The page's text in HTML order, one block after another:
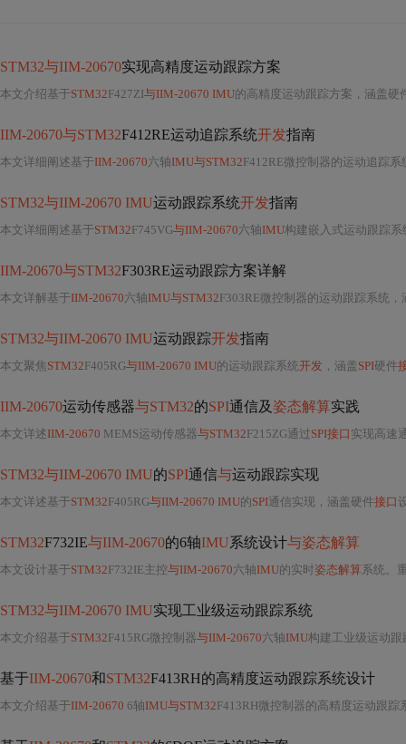
STM32与IIM-20670实现高精度运动跟踪方案
本文介绍基于STM32F427ZI与IIM-20670 IMU的高精度运动跟踪方案，涵盖硬
IIM-20670与STM32F412RE运动追踪系统开发指南
本文详细阐述基于IIM-20670 六轴IMU与STM32F412RE微控制器的运动追踪系
STM32与IIM-20670 IMU运动跟踪系统开发指南
本文详细阐述基于STM32F745VG与IIM-20670 六轴IMU构建嵌入式运动跟踪系
IIM-20670与STM32F303RE运动跟踪方案详解
本文详解基于IIM-20670 六轴IMU与STM32F303RE微控制器的运动跟踪系统，
STM32与IIM-20670 IMU运动跟踪开发指南
本文聚焦 STM32F405RG与IIM-20670 IMU的运动跟踪系统开发 ，涵盖 SPI硬件
IIM-20670运动传感器与STM32的SPI通信及姿态解算实践
本文详述IIM-20670 MEMS运动传感器与STM32F215ZG通过SPI接口 实现高速
STM32与IIM-20670 IMU的SPI通信与运动跟踪实现
本文详述基于STM32F405RG与IIM-20670 IMU的SPI通信实现，涵盖硬件接口
STM32F732IE与IIM-20670的6轴IMU系统设计与姿态解算
本文设计基于STM32F732IE主控与IIM-20670 六轴IMU的实时姿态解算系统。
STM32与IIM-20670 IMU实现工业级运动跟踪系统
本文介绍基于STM32F415RG微控制器与IIM-20670 六轴IMU构建工业级运动
基于IIM-20670和STM32F413RH的高精度运动跟踪系统设计
本文介绍基于IIM-20670 6轴IMU与STM32F413RH微控制器的高精度运动跟踪